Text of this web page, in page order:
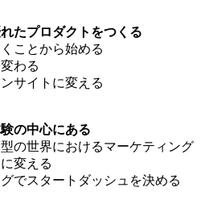
たプロダクトをつくる
ことから始める
わる
サイトに変える
の中心にある
の世界におけるマーケティング
変える
でスタートダッシュを決める